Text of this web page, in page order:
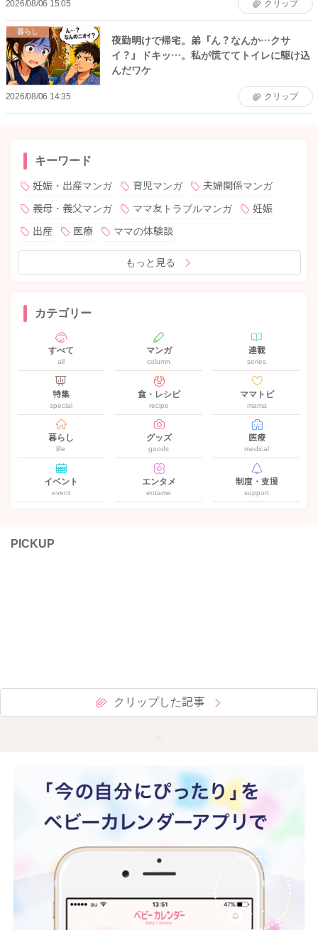
2026/08/06 15:05 クリップ
暮らし
夜勤明けで帰宅。弟「ん？なんか…クサ
イ？」ドキッ…。私が慌ててトイレに駆け込
んだワケ
2026/08/06 14:35 クリップ
キーワード
妊娠・出産マンガ 育児マンガ
夫婦関係マンガ
義母・義父マンガ
ママ友トラブルマンガ
妊娠
出産
医療 ママの体験談
もっと見る
カテゴリー
すべて
all
マンガ
column
連載
series
特集
special
食・レシピ
recipe
ママトピ
mama
暮らし
life
グッズ
goods
医療
medical
イベント
event
エンタメ
entame
制度・支援
support
PICKUP
クリップした記事